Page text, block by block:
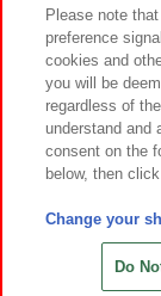
カスタマーハラス
Please note
preference
cookies and
you will be
regardless of
understand and
consent on the
below, then
Change your
Do